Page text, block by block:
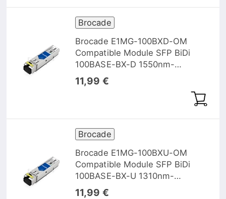
Brocade
Brocade E1MG-100BXD-OM
Compatible Module SFP BiDi
100BASE-BX-D 1550nm-
TX/1310nm-RX 10km DOM
11,99 €
Brocade
Brocade E1MG-100BXU-OM
Compatible Module SFP BiDi
100BASE-BX-U 1310nm-
TX/1550nm-RX 10km DOM
11,99 €